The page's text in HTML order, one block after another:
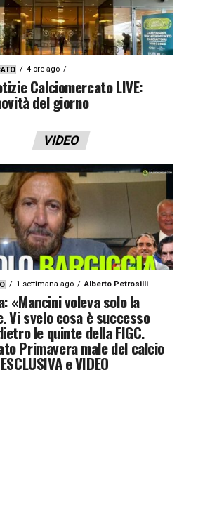
4 ore ago
Calciomercato LIVE:
del giorno
VIDEO
1 settimana ago Alberto Petrosilli
«Mancini voleva solo la
Vi svelo cosa è successo
le quinte della FIGC.
Primavera male del calcio
e VIDEO